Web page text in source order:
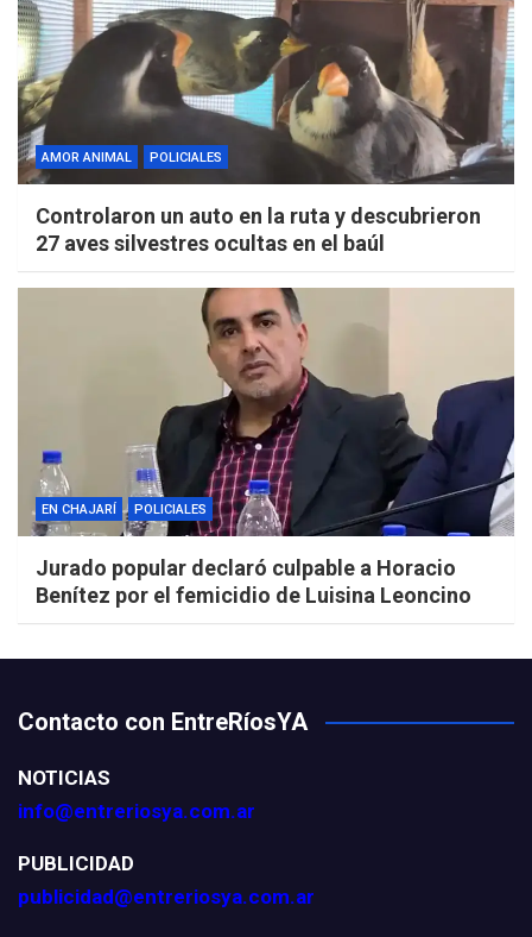
AMOR ANIMAL POLICIALES
Controlaron un auto en la ruta y descubrieron
27 aves silvestres ocultas en el baúl
EN CHAJARÍ POLICIALES
Jurado popular declaró culpable a Horacio
Benítez por el femicidio de Luisina Leoncino
Contacto con EntreRíosYA
NOTICIAS
info@entreriosya.com.ar
PUBLICIDAD
publicidad@entreriosya.com.ar